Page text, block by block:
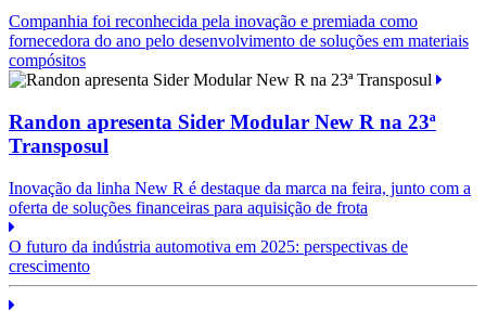
Companhia foi reconhecida pela inovação e premiada como
fornecedora do ano pelo desenvolvimento de soluções em materiais
compósitos
Randon apresenta Sider Modular New R na 23ª
Transposul
Inovação da linha New R é destaque da marca na feira, junto com a
oferta de soluções financeiras para aquisição de frota
O futuro da indústria automotiva em 2025: perspectivas de
crescimento